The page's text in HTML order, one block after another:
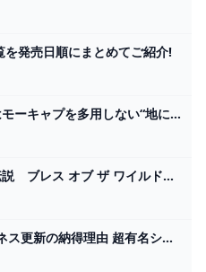
発売日順にまとめてご紹介!
実写映画版『ゼルダの伝説』はモーキャプを多用しない“地に足ついた作品”に。かつては「アバター」のような映画を想像していた監督が考えを明かす―海外報道 Game*Spark - 国内・海外ゲーム情報サイト
これからはじめる『ゼルダの伝説 ブレス オブ ザ ワイルド』 - YouTube
任天堂｢ゼルダ新作｣爆売れ､ギネス更新の納得理由 超有名シリーズだが､人気が落ちていた過去も ゲーム・エンタメ 東洋経済オンライン